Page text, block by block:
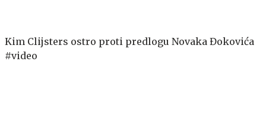
Kim Clijsters ostro proti predlogu Novaka Đokovića
#video